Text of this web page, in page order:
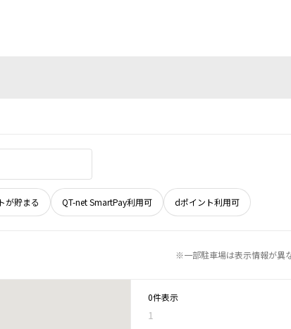
が貯まる QT-net SmartPay利用可 dポイント利用可
※一部駐車場は表示情報が異
0件表示
1